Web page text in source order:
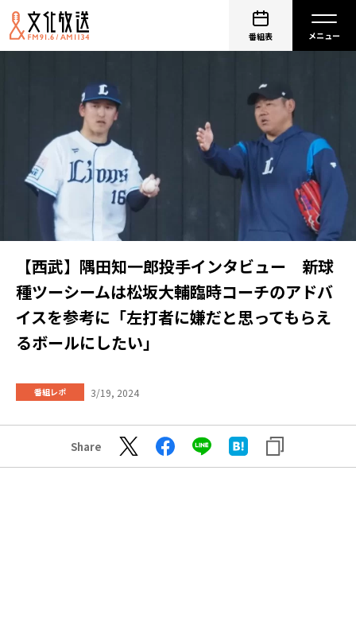
番組表
【西武】隅田知一郎投手インタビュー 新球
種ツーシームは松坂大輔臨時コーチのアドバ
イスを参考に「左打者に嫌だと思ってもらえ
るボールにしたい」
番組レポ 3/19, 2024
Share